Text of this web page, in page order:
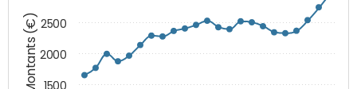
Montants (€) 1500
2000
2500